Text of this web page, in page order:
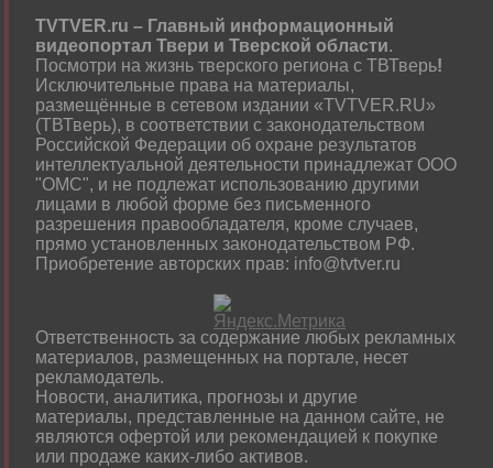
TVTVER.ru – Главный информационный
видеопортал Твери и Тверской области.
Посмотри на жизнь тверского региона с ТВТверь!
Исключительные права на материалы,
размещённые в сетевом издании «TVTVER.RU»
(ТВТверь), в соответствии с законодательством
Российской Федерации об охране результатов
интеллектуальной деятельности принадлежат ООО
"ОМС", и не подлежат использованию другими
лицами в любой форме без письменного
разрешения правообладателя, кроме случаев,
прямо установленных законодательством РФ.
Приобретение авторских прав: info@tvtver.ru
Ответственность за содержание любых рекламных
материалов, размещенных на портале, несет
рекламодатель.
Новости, аналитика, прогнозы и другие
материалы, представленные на данном сайте, не
являются офертой или рекомендацией к покупке
или продаже каких-либо активов.